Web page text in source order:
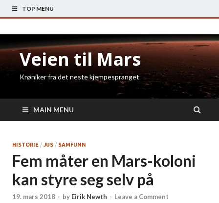
TOP MENU
Veien til Mars
Krøniker fra det neste kjempespranget
MAIN MENU
HISTORIE / JUS / SAMFUNN
Fem måter en Mars-koloni
kan styre seg selv på
19. mars 2018 - by Eirik Newth - Leave a Comment